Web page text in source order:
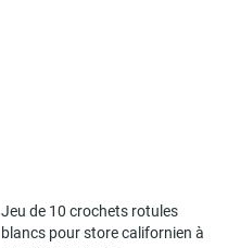
Jeu de 10 crochets rotules
blancs pour store californien à